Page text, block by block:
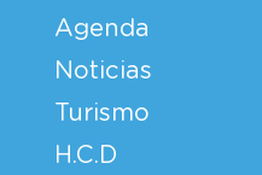
Agenda
Noticias
Turismo
H.C.D